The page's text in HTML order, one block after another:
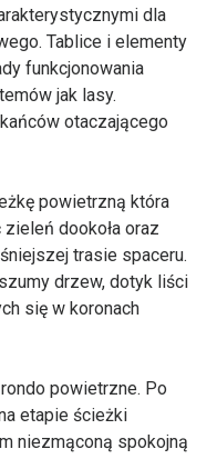
dla
Tablice i elementy
funkcjonowania
jak lasy.
otaczającego
powietrzną która
dookoła oraz
trasie spaceru.
drzew, dotyk liści
się w koronach
powietrzne. Po
etapie ścieżki
niezmąconą spokojną